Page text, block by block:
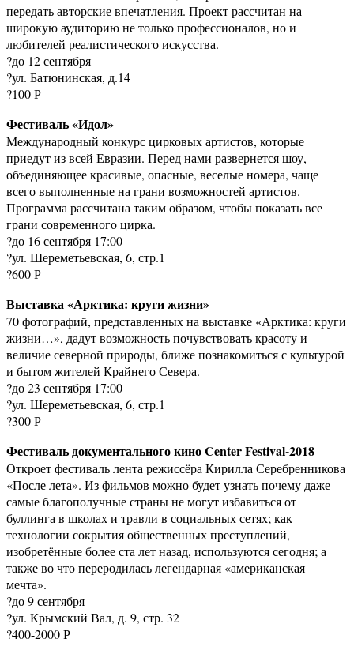
передать авторские впечатления. Проект рассчитан на
широкую аудиторию не только профессионалов, но и
любителей реалистического искусства.
?до 12 сентября
?ул. Батюнинская, д.14
?100 Р
Фестиваль «Идол»
Международный конкурс цирковых артистов, которые
приедут из всей Евразии. Перед нами развернется шоу,
объединяющее красивые, опасные, веселые номера, чаще
всего выполненные на грани возможностей артистов.
Программа рассчитана таким образом, чтобы показать все
грани современного цирка.
?до 16 сентября 17:00
?ул. Шереметьевская, 6, стр.1
?600 Р
Выставка «Арктика: круги жизни»
70 фотографий, представленных на выставке «Арктика: круги
жизни…», дадут возможность почувствовать красоту и
величие северной природы, ближе познакомиться с культурой
и бытом жителей Крайнего Севера.
?до 23 сентября 17:00
?ул. Шереметьевская, 6, стр.1
?300 Р
Фестиваль документального кино Center Festival-2018
Откроет фестиваль лента режиссёра Кирилла Серебренникова
«После лета». Из фильмов можно будет узнать почему даже
самые благополучные страны не могут избавиться от
буллинга в школах и травли в социальных сетях; как
технологии сокрытия общественных преступлений,
изобретённые более ста лет назад, используются сегодня; а
также во что переродилась легендарная «американская
мечта».
?до 9 сентября
?ул. Крымский Вал, д. 9, стр. 32
?400-2000 Р